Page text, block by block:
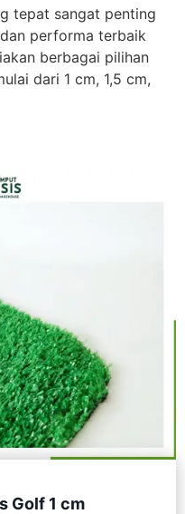
tepat sangat penting
performa terbaik
berbagai pilihan
dari 1 cm, 1,5 cm,
Golf 1 cm